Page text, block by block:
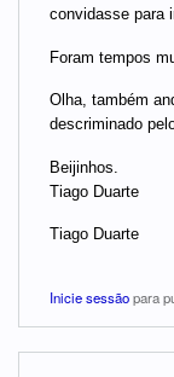
convidasse para
Foram tempos
Olha, também
descriminado
Beijinhos.
Tiago Duarte
Tiago Duarte
Inicie sessãopara